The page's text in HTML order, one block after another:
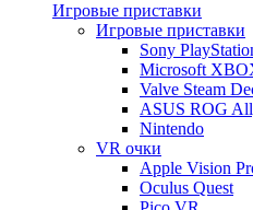
Игровые приставки
Игровые приставки
Sony
Microsoft
Valve Steam
ASUS ROG
Nintendo
VR очки
Apple Vision
Oculus Quest